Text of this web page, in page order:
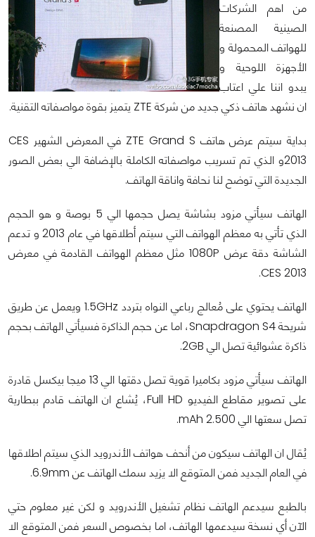
من اهم الشركات
الصينية المصنعة
للهواتف المحمولة و
الأجهزة اللوحية و
يبدو اننا علي اعتاب
ان نشهد هاتف ذكي جديد من شركة ZTE يتميز بقوة مواصفاته التقنية.
بداية سيتم عرض هاتف ZTE Grand S في المعرض الشهير CES
2013و الذي تم تسريب مواصفاته الكاملة بالإضافة الي بعض الصور
الجديدة التي توضح لنا نحافة واناقة الهاتف.
الهاتف سيأتي مزود بشاشة يصل حجمها الي 5 بوصة و هو الحجم
الذي تأتي به معظم الهواتف التي سيتم أطلاقها في عام 2013 و تدعم
الشاشة دقة عرض 1080P مثل معظم الهواتف القادمة في معرض
CES 2013.
الهاتف يحتوي على مُعالج رباعي النواه بتردد 1.5GHz ويعمل عن طريق
شريحة Snapdragon S4، اما عن حجم الذاكرة فسيأتي الهاتف بحجم
ذاكرة عشوائية تصل الي 2GB.
الهاتف سيأتي مزود بكاميرا قوية تصل دقتها الي 13 ميجا بيكسل قادرة
على تصوير مقاطع الفيديو Full HD، يُشاع ان الهاتف قادم ببطارية
تصل سعتها الي 2.500 mAh.
يُقال ان الهاتف سيكون من أنحف هواتف الأندرويد الذي سيتم اطلاقها
في العام الجديد فمن المتوقع الا يزيد سمك الهاتف عن 6.9mm.
بالطبع سيدعم الهاتف نظام تشغيل الأندرويد و لكن غير معلوم حتي
الآن أي نسخة سيدعمها الهاتف، اما بخصوص السعر فمن المتوقع الا